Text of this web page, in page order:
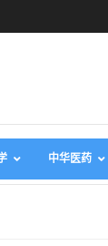
中华医药